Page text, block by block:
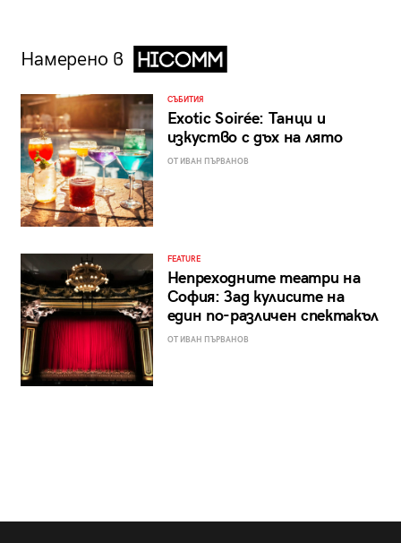
Намерено в
СЪБИТИЯ
Exotic Soirée: Танци и
изкуство с дъх на лято
ОТ ИВАН ПЪРВАНОВ
FEATURE
Непреходните театри на
София: Зад кулисите на
един по-различен спектакъл
ОТ ИВАН ПЪРВАНОВ